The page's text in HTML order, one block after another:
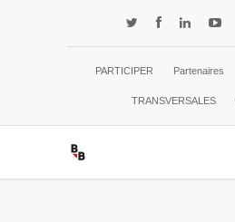
PARTICIPER Partenaires
TRANSVERSALES